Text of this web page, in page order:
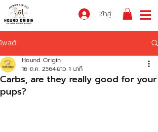
เข้าสู่ระบบ
โพสต์
Carbs, are they really good for your
pups?
Hound Origin
16 ต.ค. 2564ยาว 1 นาที